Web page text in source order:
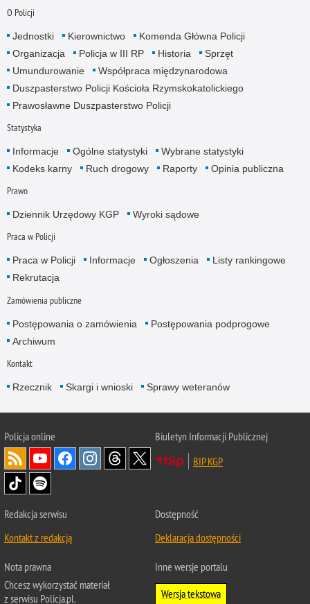
O Policji
Jednostki Kierownictwo
Komenda Główna Policji
Organizacja
Policja w III RP Historia
Sprzęt
Umundurowanie
Współpraca międzynarodowa
Duszpasterstwo Policji Kościoła Rzymskokatolickiego
Prawosławne Duszpasterstwo Policji
Statystyka
Informacje Ogólne statystyki
Wybrane statystyki
Kodeks karny
Ruch drogowy Raporty Opinia publiczna
Prawo
Dziennik Urzędowy KGP Wyroki sądowe
Praca w Policji
Praca w Policji Informacje Ogłoszenia
Listy rankingowe
Rekrutacja
Zamówienia publiczne
Postępowania o zamówienia
Postępowania podprogowe
Archiwum
Kontakt
Rzecznik Skargi i wnioski Sprawy weteranów
Policjaonline
Biuletyn Informacji Publicznej
BIP KGP
Redakcja serwisu
Kontakt z redakcją
Dostępność
Deklaracja dostępności
Nota prawna
Chcesz wykorzystać materiał
z serwisu Policja.pl.
Inne wersje portalu
Wersja tekstowa